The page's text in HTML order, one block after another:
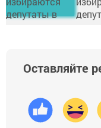
Оставляйте